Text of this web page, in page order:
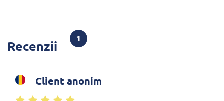
Recenzii 1
Client anonim